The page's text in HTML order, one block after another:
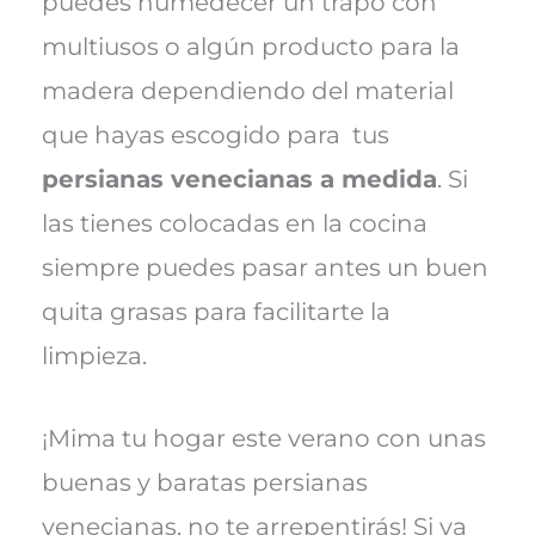
multiusos o algún producto para la
madera dependiendo del material
que hayas escogido para tus
persianas venecianas a medida. Si
las tienes colocadas en la cocina
siempre puedes pasar antes un buen
quita grasas para facilitarte la
limpieza.
¡Mima tu hogar este verano con unas
buenas y baratas persianas
venecianas, no te arrepentirás! Si ya